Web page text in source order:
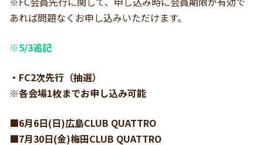
あれば問題なくお申し込みいただけます。
※5/3追記
・FC2次先行（抽選）
※各会場1枚までお申し込み可能
■6月6日(日)広島CLUB QUATTRO
■7月30日(金)梅田CLUB QUATTRO